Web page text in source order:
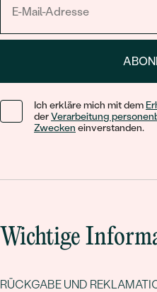
Ich erkläre mich mit dem
derVerarbeitung
Zwecken einverstanden.
Wichtige
RÜCKGABE UND